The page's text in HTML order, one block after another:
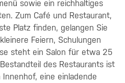
sowie ein reichhaltiges
Zum Café und Restaurant,
Platz finden, gelangen Sie
Feiern, Schulungen
steht ein Salon für etwa 25
des Restaurants ist
eine einladende